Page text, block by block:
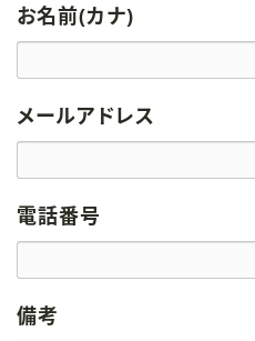
お名前(カナ)
メールアドレス
電話番号
備考